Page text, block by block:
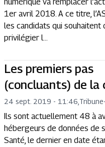
1er avril 2018. A ce titre,
les candidats qui souhaitent
privilégier l...
Les premiers pas
(concluants) de
24 sept. 2019 - 11:46 Tribune-
Ils sont actuellement 48 à
hébergeurs de données de
Santé, le dernier en date